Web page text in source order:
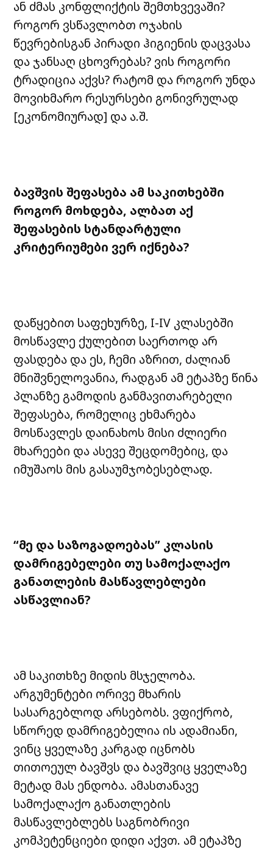
ან ძმას კონფლიქტის შემთხვევაში?
როგორ ვსწავლობთ ოჯახის
წევრებისგან პირადი ჰიგიენის დაცვასა
და ჯანსაღ ცხოვრებას? ვის როგორი
ტრადიცია აქვს? რატომ და როგორ უნდა
მოვიხმარო რესურსები გონივრულად
[ეკონომიურად] და ა.შ.
ბავშვის შეფასება ამ საკითხებში
როგორ მოხდება, ალბათ აქ
შეფასების სტანდარტული
კრიტერიუმები ვერ იქნება?
დაწყებით საფეხურზე, I-IV კლასებში
მოსწავლე ქულებით საერთოდ არ
ფასდება და ეს, ჩემი აზრით, ძალიან
მნიშვნელოვანია, რადგან ამ ეტაპზე წინა
პლანზე გამოდის განმავითარებელი
შეფასება, რომელიც ეხმარება
მოსწავლეს დაინახოს მისი ძლიერი
მხარეები და ასევე შეცდომებიც, და
იმუშაოს მის გასაუმჯობესებლად.
“მე და საზოგადოებას” კლასის
დამრიგებელები თუ სამოქალაქო
განათლების მასწავლებლები
ასწავლიან?
ამ საკითხზე მიდის მსჯელობა.
არგუმენტები ორივე მხარის
სასარგებლოდ არსებობს. ვფიქრობ,
სწორედ დამრიგებელია ის ადამიანი,
ვინც ყველაზე კარგად იცნობს
თითოეულ ბავშვს და ბავშვიც ყველაზე
მეტად მას ენდობა. ამასთანავე
სამოქალაქო განათლების
მასწავლებლებს საგნობრივი
კომპეტენციები დიდი აქვთ. ამ ეტაპზე